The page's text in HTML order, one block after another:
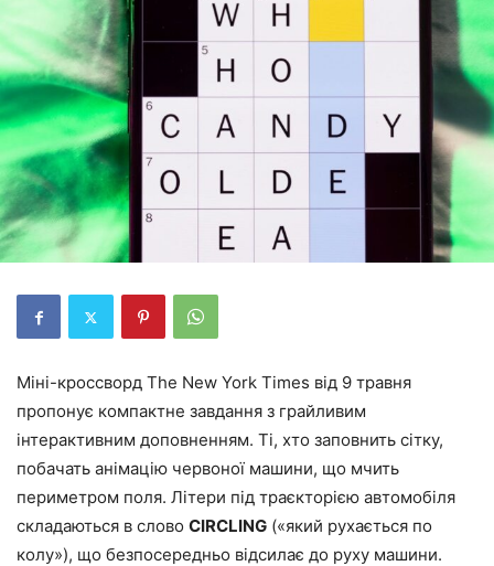
Міні-кроссворд The New York Times від 9 травня
пропонує компактне завдання з грайливим
інтерактивним доповненням. Ті, хто заповнить сітку,
побачать анімацію червоної машини, що мчить
периметром поля. Літери під траєкторією автомобіля
складаються в слово CIRCLING («який рухається по
колу»), що безпосередньо відсилає до руху машини.